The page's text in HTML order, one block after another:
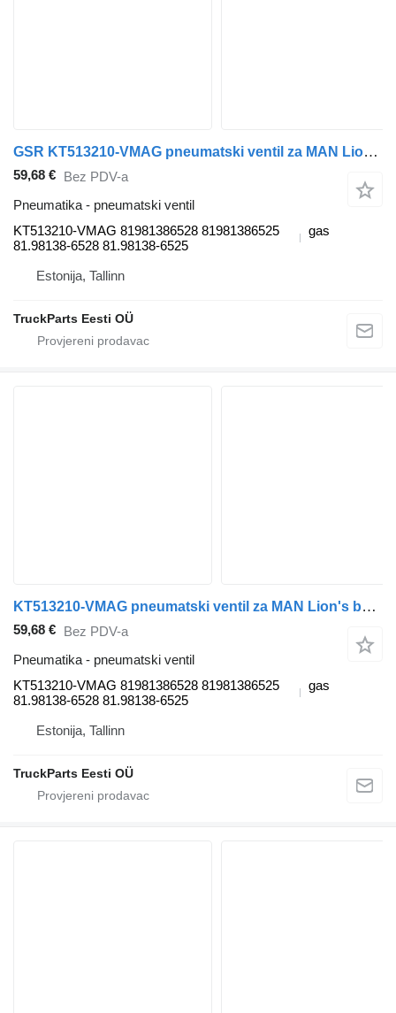
GSR KT513210-VMAG pneumatski ventil za MAN Lion's (1991-) autobusa
59,68 € Bez PDV-a
Pneumatika - pneumatski ventil
KT513210-VMAG 81981386528 81981386525
81.98138-6528 81.98138-6525
gas
Estonija, Tallinn
TruckParts Eesti OÜ
KT513210-VMAG pneumatski ventil za MAN Lion's bus (1991) autobusa
59,68 € Bez PDV-a
Pneumatika - pneumatski ventil
KT513210-VMAG 81981386528 81981386525
81.98138-6528 81.98138-6525
gas
Estonija, Tallinn
TruckParts Eesti OÜ